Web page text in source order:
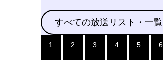
すべての放送リスト・一覧
1 2 3 4 5 6